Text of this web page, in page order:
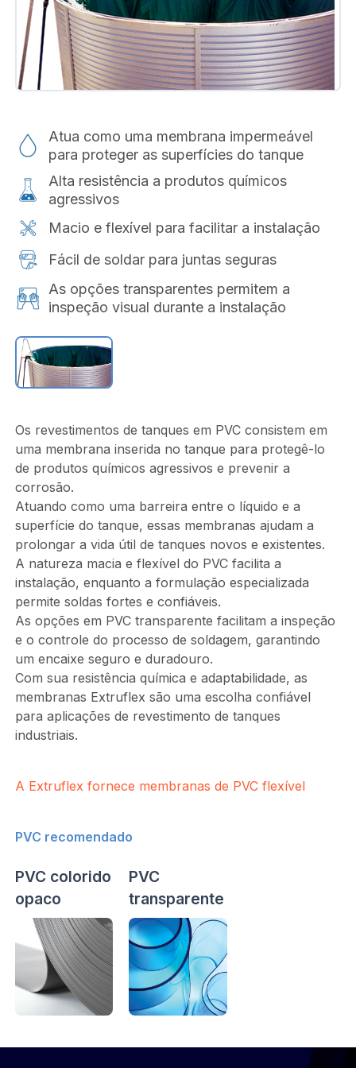
Atua como uma membrana impermeável
para proteger as superfícies do tanque
Alta resistência a produtos químicos
agressivos
Macio e flexível para facilitar a instalação
Fácil de soldar para juntas seguras
As opções transparentes permitem a
inspeção visual durante a instalação
Os revestimentos de tanques em PVC consistem em
uma membrana inserida no tanque para protegê-lo
de produtos químicos agressivos e prevenir a
corrosão.
Atuando como uma barreira entre o líquido e a
superfície do tanque, essas membranas ajudam a
prolongar a vida útil de tanques novos e existentes.
A natureza macia e flexível do PVC facilita a
instalação, enquanto a formulação especializada
permite soldas fortes e confiáveis.
As opções em PVC transparente facilitam a inspeção
e o controle do processo de soldagem, garantindo
um encaixe seguro e duradouro.
Com sua resistência química e adaptabilidade, as
membranas Extruflex são uma escolha confiável
para aplicações de revestimento de tanques
industriais.
A Extruflex fornece membranas de PVC flexível
PVC recomendado
PVC colorido
opaco
PVC
transparente